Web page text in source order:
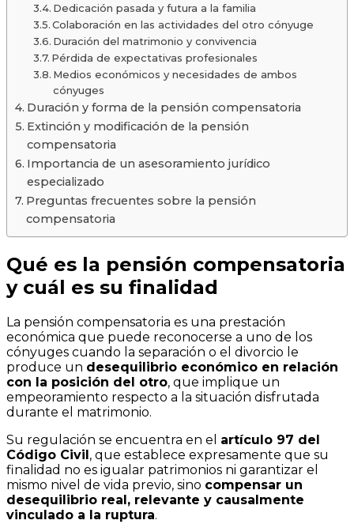
Dedicación pasada y futura a la familia
Colaboración en las actividades del otro cónyuge
Duración del matrimonio y convivencia
Pérdida de expectativas profesionales
Medios económicos y necesidades de ambos
cónyuges
Duración y forma de la pensión compensatoria
Extinción y modificación de la pensión
compensatoria
Importancia de un asesoramiento jurídico
especializado
Preguntas frecuentes sobre la pensión
compensatoria
Qué es la pensión compensatoria
y cuál es su finalidad
La pensión compensatoria es una prestación
económica que puede reconocerse a uno de los
cónyuges cuando la separación o el divorcio le
produce un desequilibrio económico en relación
con la posición del otro, que implique un
empeoramiento respecto a la situación disfrutada
durante el matrimonio.
Su regulación se encuentra en el artículo 97 del
Código Civil, que establece expresamente que su
finalidad no es igualar patrimonios ni garantizar el
mismo nivel de vida previo, sino compensar un
desequilibrio real, relevante y causalmente
vinculado a la ruptura.